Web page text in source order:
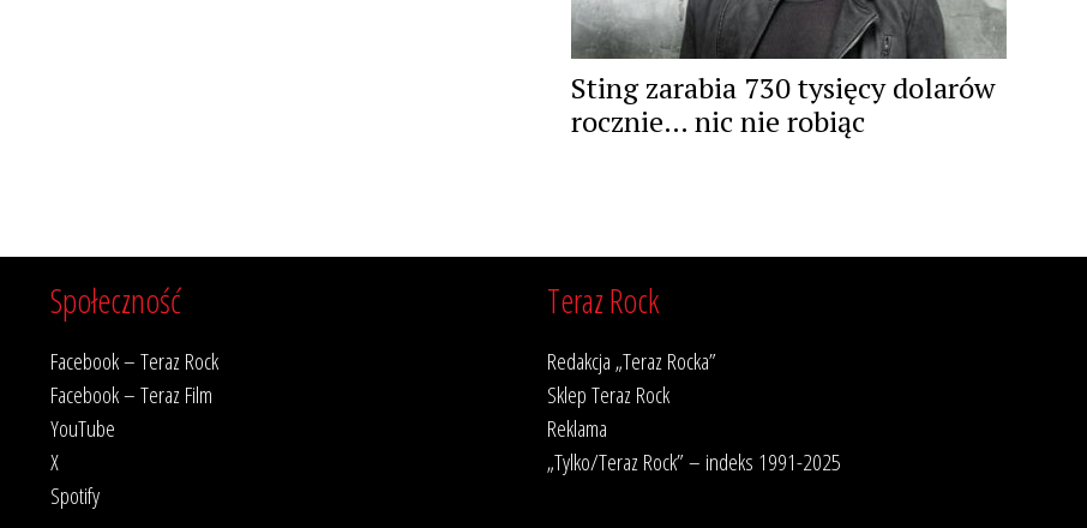
Sting zarabia 730 tysięcy dolarów
rocznie… nic nie robiąc
Społeczność
Facebook – Teraz Rock
Facebook – Teraz Film
YouTube
X
Spotify
Teraz Rock
Redakcja „Teraz Rocka”
Sklep Teraz Rock
Reklama
„Tylko/Teraz Rock” – indeks 1991-2025